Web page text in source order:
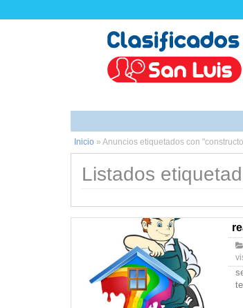
Inicio » Anuncios etiquetados con
Listados